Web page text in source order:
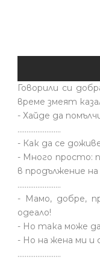
Говорили си
време змеят
- Хайде да
........................
- Как да се
- Много просто:
в продължение
........................
- Мамо, добре,
одеало!
- Но така може
- Но на жена ми и
........................